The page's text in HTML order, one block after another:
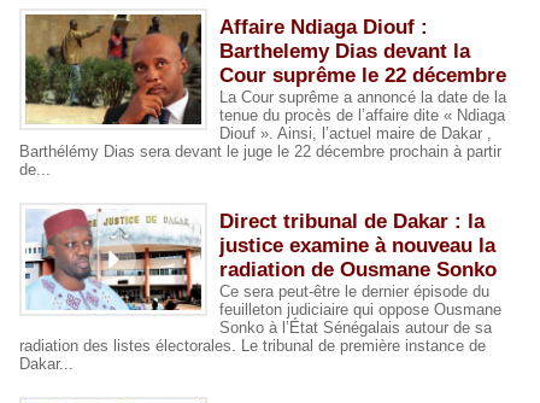
Affaire Ndiaga Diouf :
Barthelemy Dias devant la
Cour suprême le 22 décembre
La Cour suprême a annoncé la date de la
tenue du procès de l’affaire dite « Ndiaga
Diouf ». Ainsi, l’actuel maire de Dakar ,
Barthélémy Dias sera devant le juge le 22 décembre prochain à partir
de...
Direct tribunal de Dakar : la
justice examine à nouveau la
radiation de Ousmane Sonko
Ce sera peut-être le dernier épisode du
feuilleton judiciaire qui oppose Ousmane
Sonko à l’État Sénégalais autour de sa
radiation des listes électorales. Le tribunal de première instance de
Dakar...